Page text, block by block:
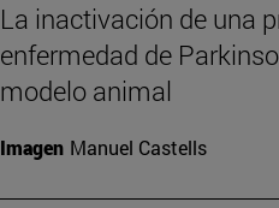
La inactivación de una
enfermedad de
modelo animal
Imagen Manuel Castells